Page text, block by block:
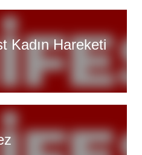
Kadın Hareketi